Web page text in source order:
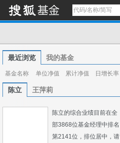
最近浏览 我的基金
基金名称 单位净值 累计净值 日增长率
陈立 王萍莉
陈立的综合业绩目前在全
部3868位基金经理中排名
第2141位，排位居中，请